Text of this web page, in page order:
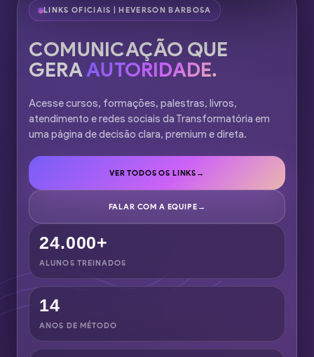
LINKS OFICIAIS | HEVERSON BARBOSA
COMUNICAÇÃO QUE
GERAAUTORIDADE.
Acesse cursos, formações, palestras, livros,
atendimento e redes sociais da Transformatória em
uma página de decisão clara, premium e direta.
VER TODOS OS LINKS →
FALAR COM A EQUIPE →
24.000+
ALUNOS TREINADOS
14
ANOS DE MÉTODO